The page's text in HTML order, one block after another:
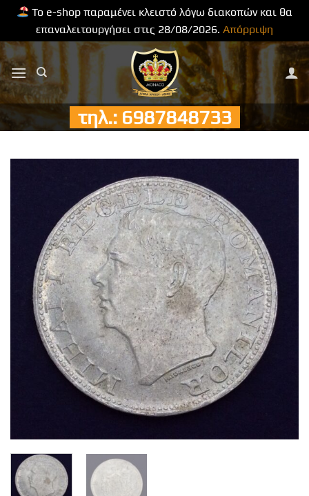
Το e-shop παραμένει κλειστό λόγω διακοπών και θα
επαναλειτουργήσει στις 28/08/2026. Απόρριψη
Μετάβαση
στο
περιεχόμενο
τηλ.: 6987848733